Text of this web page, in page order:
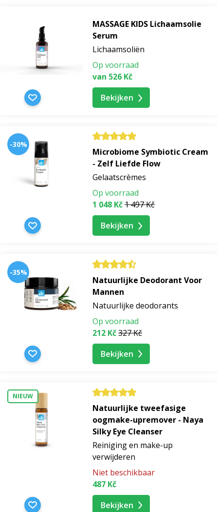
MASSAGE KIDS Lichaamsolie
Serum
Lichaamsoliën
Op voorraad
van 526 Kč
Bekijken
-30%
Microbiome Symbiotic Cream
- Zelf Liefde Flow
Gelaatscrèmes
Op voorraad
1 048 Kč1 497 Kč
Bekijken
-35%
Natuurlijke Deodorant Voor
Mannen
Natuurlijke deodorants
Op voorraad
212 Kč327 Kč
Bekijken
NIEUW
Natuurlijke tweefasige
oogmake-upremover - Naya
Silky Eye Cleanser
Reiniging en make-up
verwijderen
Niet beschikbaar
487 Kč
Bekijken